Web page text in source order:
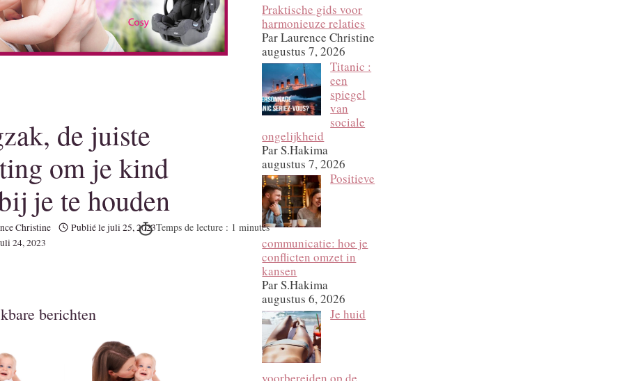
de juiste
om je kind
je te houden
Christine Publié lejuli 25, 2023
24, 2023
berichten
Praktische gids voor
harmonieuze relaties
Par Laurence Christine
augustus 7, 2026
Titanic :
een
spiegel
van
sociale
ongelijkheid
Par S.Hakima
augustus 7, 2026
Positieve
communicatie: hoe je
conflicten omzet in
kansen
Par S.Hakima
augustus 6, 2026
Je huid